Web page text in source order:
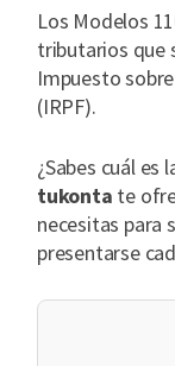
Los Modelos
tributarios que
Impuesto
(IRPF).
¿Sabes cuál es
tukonta te
necesitas para
presentarse